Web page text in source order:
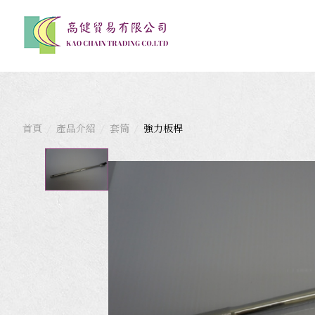
首頁 產品介紹 套筒 強力板桿